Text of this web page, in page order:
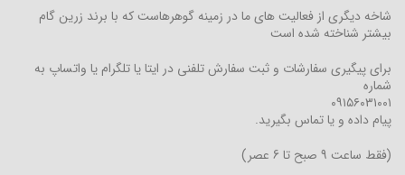
شاخه دیگری از فعالیت های ما در زمینه گوهرهاست که با برند زرین گام
بیشتر شناخته شده است
برای پیگیری سفارشات و ثبت سفارش تلفنی در ایتا یا تلگرام یا واتساپ به
شماره
۰۹۱۵۶۰۳۱۰۰۱
پیام داده و یا تماس بگیرید.
(فقط ساعت 9 صبح تا 6 عصر)